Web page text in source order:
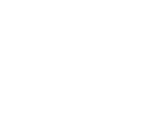
(KPSS iken)